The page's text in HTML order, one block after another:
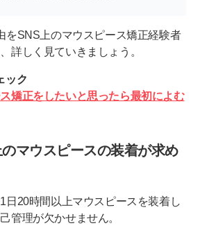
をSNS上のマウスピース矯正経験者
詳しく見ていきましょう。
ック
ス矯正をしたいと思ったら最初によむ
マウスピースの装着が求め
日20時間以上マウスピースを装着し
管理が欠かせません。